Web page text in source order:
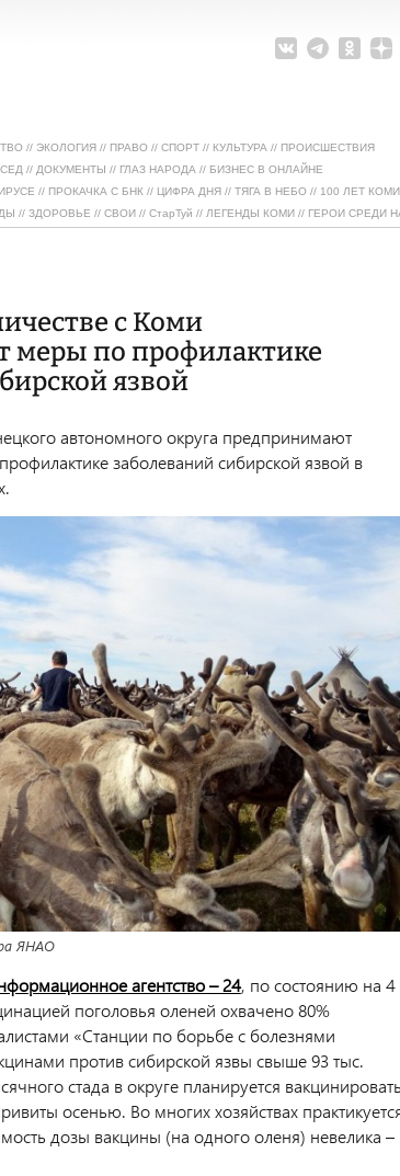
// ЭКОЛОГИЯ // ПРАВО // СПОРТ // КУЛЬТУРА // ПРОИСШЕСТВИЯ
// ДОКУМЕНТЫ // ГЛАЗ НАРОДА // БИЗНЕС В ОНЛАЙНЕ
// ПРОКАЧКА С БНК // ЦИФРА ДНЯ // ТЯГА В НЕБО // 100 ЛЕТ КОМИ
// ЗДОРОВЬЕ // СВОИ // СтарТуй // ЛЕГЕНДЫ КОМИ // ГЕРОИ СРЕДИ
с Коми
меры по профилактике
язвой
автономного округа предпринимают
заболеваний сибирской язвой в
ЯНАО
агентство – 24, по состоянию на 4
поголовья оленей охвачено 80%
«Станции по борьбе с болезнями
против сибирской язвы свыше 93 тыс.
стада в округе планируется вакцинировать
осенью. Во многих хозяйствах
дозы вакцины (на одного оленя) невелика –